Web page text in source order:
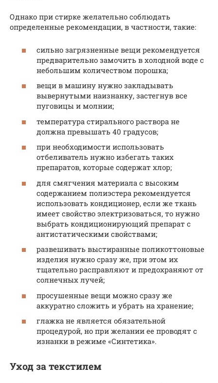
Однако при стирке желательно соблюдать
определенные рекомендации, в частности, такие:
сильно загрязненные вещи рекомендуется
предварительно замочить в холодной воде с
небольшим количеством порошка;
вещи в машину нужно закладывать
вывернутыми наизнанку, застегнув все
пуговицы и молнии;
температура стирального раствора не
должна превышать 40 градусов;
при необходимости использовать
отбеливатель нужно избегать таких
препаратов, которые содержат хлор;
для смягчения материала с высоким
содержанием полиэстера рекомендуется
использовать кондиционер, если же ткань
имеет свойство электризоваться, то нужно
выбрать кондиционирующий препарат с
антистатическими свойствами;
развешивать выстиранные поликоттоновые
изделия нужно сразу же, при этом их
тщательно расправляют и предохраняют от
солнечных лучей;
просушенные вещи можно сразу же
аккуратно сложить и убрать на хранение;
глажка не является обязательной
процедурой, но при желании ее проводят с
изнанки в режиме «Синтетика».
Уход за текстилем